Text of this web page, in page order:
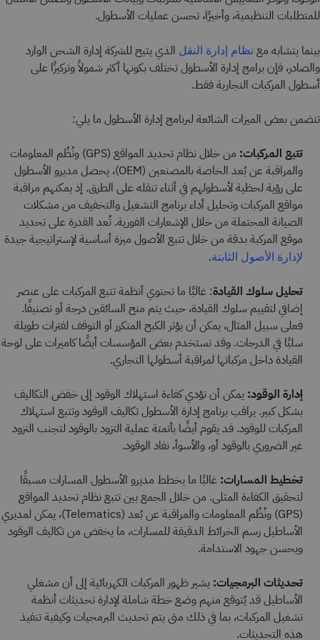
للمتطلبات التنظيمية، وأخيرًا، تحسن عمليات الأسطول.
بينما يتشابه مع نظام إدارة النقل الذي يتيح للشركة إدارة الشحن الوارد
والصادر، فإن برامج إدارة الأسطول تختلف بكونها أكثر شمولاً وتركيزًا على
أسطول المركبات التجارية فقط.
تتضمن بعض الميزات الشائعة لبرنامج إدارة الأسطول ما يلي:
تتبع المركبات:
من خلال نظام تحديد المواقع (GPS) ونُظُم المعلومات
والمراقبة عن بُعد الخاصة بالمصنعين (OEM)، يحصل مديرو الأسطول
على رؤية لحظية لأسطولهم في أثناء تنقله على الطرق. إذ يمكنهم مراقبة
مواقع المركبات وتحليل أداء برنامج التشغيل والتخفيف من مشكلات
الصيانة المحتملة من خلال الإشعارات الفورية. تُعد القدرة على تحديد
موقع المركبة بدقة من خلال تتبع الأصول ميزة أساسية لإستراتيجية جيدة
لإدارة الأصول الثابتة.
تحليل سلوك القيادة: غالبًا ما تحتوي أنظمة تتبع المركبات على عنصر
إضافي لتقييم سلوك القيادة، حيث يتم منح السائقين درجة أو تصنيفًا.
فعلى سبيل المثال، يمكن أن يؤثر الكبح المتكرر أو التوقف لفترات طويلة
سلبًا في الدرجات. وقد تستخدم بعض المؤسسات أيضًا كاميرات على لوحة
القيادة داخل مركباتها لمراقبة أسطولها التجاري.
إدارة الوقود: يمكن أن تؤدي كفاءة استهلاك الوقود إلى خفض التكاليف
بشكل كبير. يراقب برنامج إدارة الأسطول تكاليف الوقود وتتبع استهلاك
المركبات للوقود. قد يقوم أيضًا بأتمتة عملية التزود بالوقود لتجنب التزود
غير الضروري بالوقود أو، والأسوأ، نفاد الوقود.
تخطيط المسارات: غالبًا ما يخطط مديرو الأسطول المسارات مسبقًا
لتحقيق الكفاءة المثلى. من خلال الجمع بين تتبع نظام تحديد المواقع
(GPS) ونُظُم المعلومات والمراقبة عن بُعد (Telematics)، يمكن لمديري
الأساطيل رسم الخرائط الدقيقة للمسارات، ما يخفض من تكاليف الوقود
ويحسن جهود الاستدامة.
تحديثات البرمجيات: يشير ظهور المركبات الكهربائية إلى أن مشغلي
الأساطيل قد يُتوقع منهم وضع خطة شاملة لإدارة تحديثات أنظمة
تشغيل المركبات، بما في ذلك متى يتم تحديث البرمجيات وكيفية تنفيذ
هذه التحديثات.